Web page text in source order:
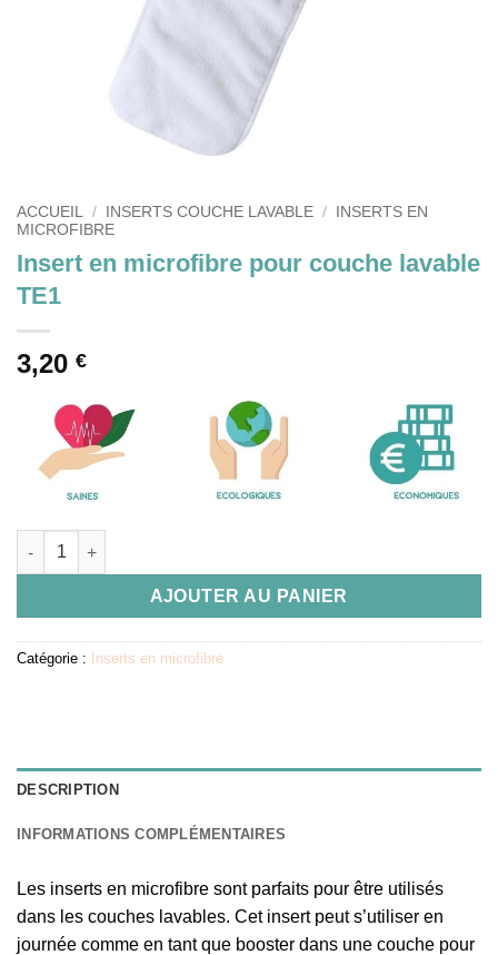
ACCUEIL / INSERTS COUCHE LAVABLE /
INSERTS EN
MICROFIBRE
Insert en microfibre pour couche lavable
TE1
3,20 €
quantité de Insert en microfibre pour couche lavable TE1
AJOUTER AU PANIER
Catégorie : Inserts en microfibre
DESCRIPTION
INFORMATIONS COMPLÉMENTAIRES
Les inserts en microfibre sont parfaits pour être utilisés
dans les couches lavables. Cet insert peut s’utiliser en
journée comme en tant que booster dans une couche pour